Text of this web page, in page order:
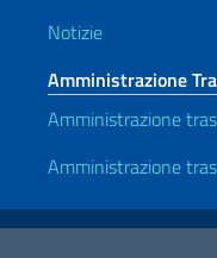
Notizie
Amministrazione
Amministrazione
Amministrazione
Link Utili